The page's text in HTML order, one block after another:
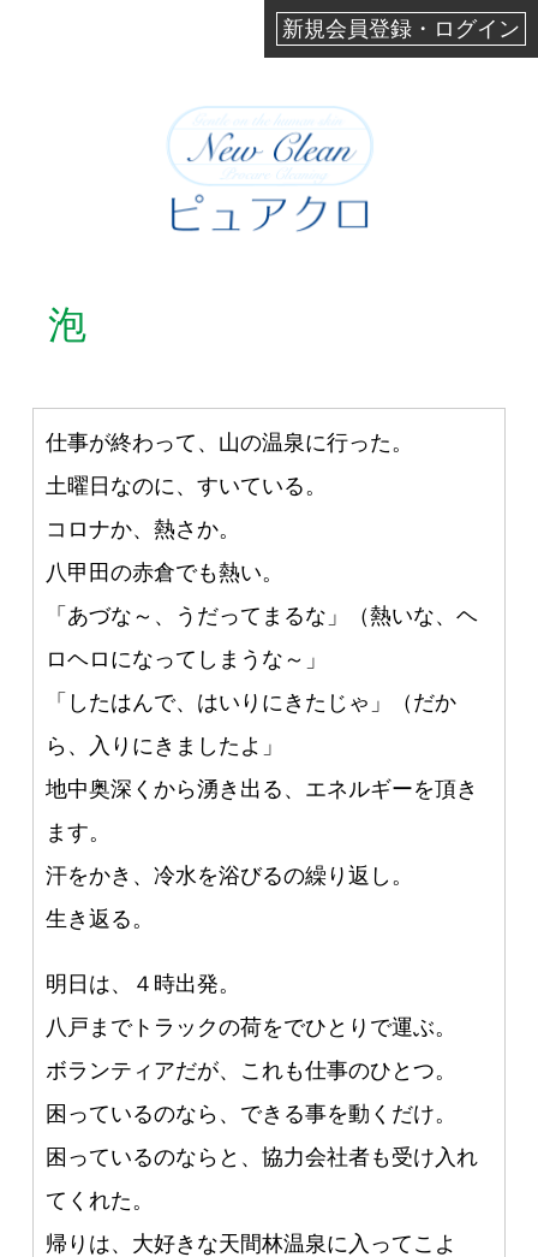
新規会員登録・ログイン
泡
仕事が終わって、山の温泉に行った。
土曜日なのに、すいている。
コロナか、熱さか。
八甲田の赤倉でも熱い。
「あづな～、うだってまるな」（熱いな、ヘ
ロヘロになってしまうな～」
「したはんで、はいりにきたじゃ」（だか
ら、入りにきましたよ」
地中奥深くから湧き出る、エネルギーを頂き
ます。
汗をかき、冷水を浴びるの繰り返し。
生き返る。
明日は、４時出発。
八戸までトラックの荷をでひとりで運ぶ。
ボランティアだが、これも仕事のひとつ。
困っているのなら、できる事を動くだけ。
困っているのならと、協力会社者も受け入れ
てくれた。
帰りは、大好きな天間林温泉に入ってこよ